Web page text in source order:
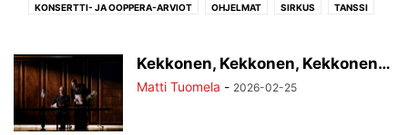
KONSERTTI- JA OOPPERA-ARVIOT OHJELMAT SIRKUS TANSSI
Kekkonen, Kekkonen, Kekkonen…
Matti Tuomela - 2026-02-25